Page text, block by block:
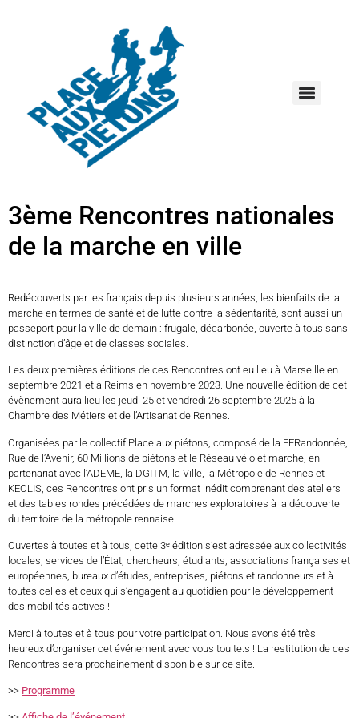
3ème Rencontres nationales
de la marche en ville
Redécouverts par les français depuis plusieurs années, les bienfaits de la
marche en termes de santé et de lutte contre la sédentarité, sont aussi un
passeport pour la ville de demain : frugale, décarbonée, ouverte à tous sans
distinction d’âge et de classes sociales.
Les deux premières éditions de ces Rencontres ont eu lieu à Marseille en
septembre 2021 et à Reims en novembre 2023. Une nouvelle édition de cet
évènement aura lieu les jeudi 25 et vendredi 26 septembre 2025 à la
Chambre des Métiers et de l’Artisanat de Rennes.
Organisées par le collectif Place aux piétons, composé de la FFRandonnée,
Rue de l’Avenir, 60 Millions de piétons et le Réseau vélo et marche, en
partenariat avec l’ADEME, la DGITM, la Ville, la Métropole de Rennes et
KEOLIS, ces Rencontres ont pris un format inédit comprenant des ateliers
et des tables rondes précédées de marches exploratoires à la découverte
du territoire de la métropole rennaise.
Ouvertes à toutes et à tous, cette 3ᵉ édition s’est adressée aux collectivités
locales, services de l’État, chercheurs, étudiants, associations françaises et
européennes, bureaux d’études, entreprises, piétons et randonneurs et à
toutes celles et ceux qui s’engagent au quotidien pour le développement
des mobilités actives !
Merci à toutes et à tous pour votre participation. Nous avons été très
heureux d’organiser cet événement avec vous tou.te.s ! La restitution de ces
Rencontres sera prochainement disponible sur ce site.
>> Programme